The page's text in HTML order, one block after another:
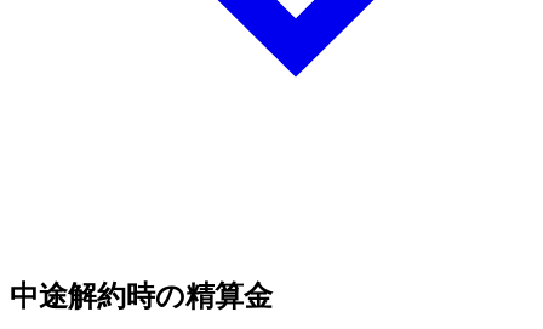
中途解約時の精算金